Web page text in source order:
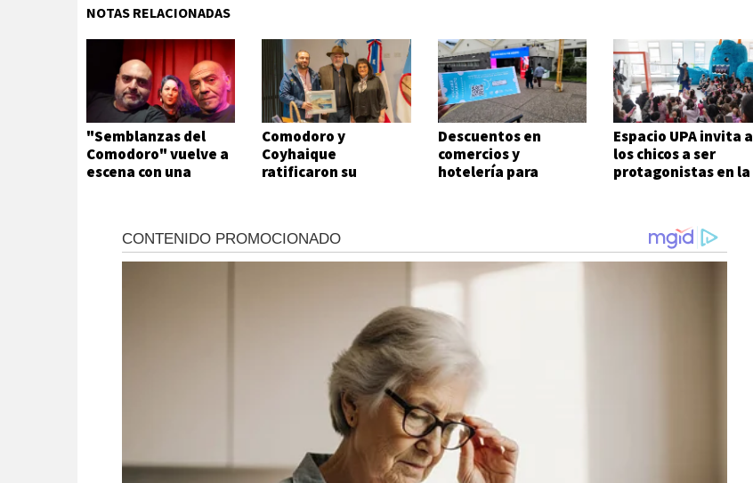
NOTAS RELACIONADAS
"Semblanzas del
Comodoro" vuelve a
escena con una
Comodoro y
Coyhaique
ratificaron su
Descuentos en
comercios y
hotelería para
Espacio UPA invita a
los chicos a ser
protagonistas en la